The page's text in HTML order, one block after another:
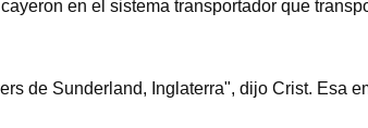
en el sistema transportador que
de Sunderland, Inglaterra", dijo Crist. Esa